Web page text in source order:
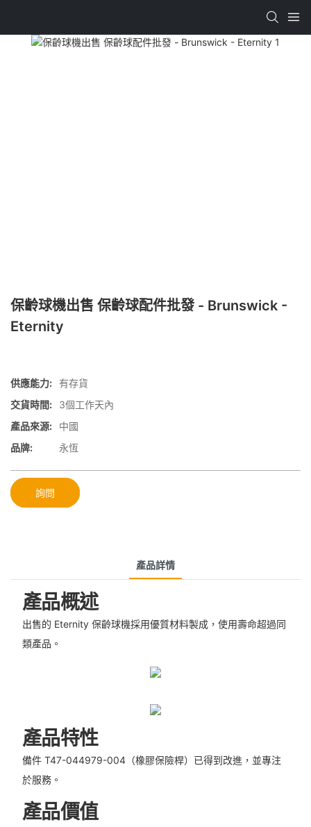
保齡球機出售 保齡球配件批發 - Brunswick -
Eternity
供應能力:
有存貨
交貨時間:
3個工作天內
產品來源:
中國
品牌:
永恆
詢問
產品詳情
產品概述
出售的 Eternity 保齡球機採用優質材料製成，使用壽命超過同
類產品。
產品特性
備件 T47-044979-004（橡膠保險桿）已得到改進，並專注
於服務。
產品價值